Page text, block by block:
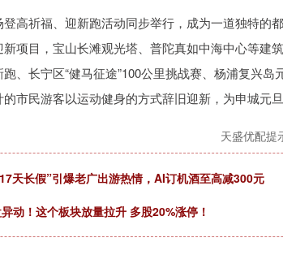
祈福、迎新跑活动同步举行，成为一道独特的
项目，宝山长滩观光塔、普陀真如中海中心等建
、长宁区“健马征途”100公里挑战赛、杨浦复兴
市民游客以运动健身的方式辞旧迎新，为申城元旦
天盛优配提
天长假”引爆老广出游热情，AI订机酒至高减300元
动！这个板块放量拉升 多股20%涨停！